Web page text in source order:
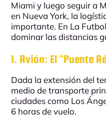
Miami y luego seguir a
en Nueva York, la
importante. En La
dominar las distancias
1. Avión: El “Puente
Dada la extensión del
medio de transporte
ciudades como Los
6 horas de vuelo.